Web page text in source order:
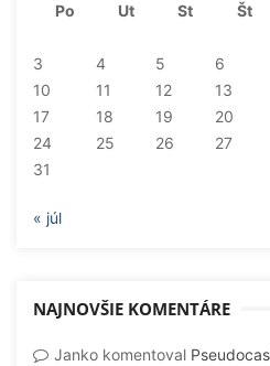
Po
Ut St Št
3
4 5 6
10
11 12 13
17
18 19 20
24
25 26 27
31
« júl
NAJNOVŠIE KOMENTÁRE
Janko komentoval